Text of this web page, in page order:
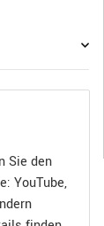
Sie den
YouTube,